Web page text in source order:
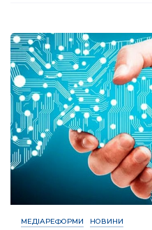
МЕДІАРЕФОРМИ НОВИНИ